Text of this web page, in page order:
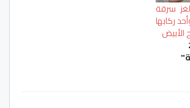
سرقة
ركابها
الأبيض